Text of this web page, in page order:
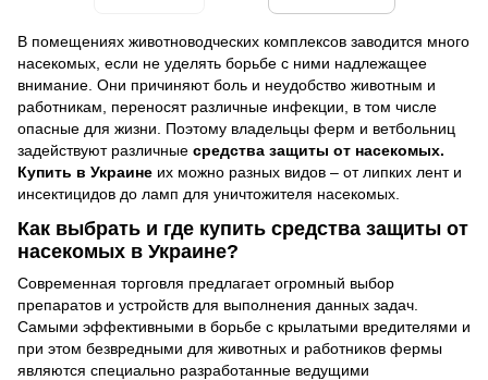
В помещениях животноводческих комплексов заводится много
насекомых, если не уделять борьбе с ними надлежащее
внимание. Они причиняют боль и неудобство животным и
работникам, переносят различные инфекции, в том числе
опасные для жизни. Поэтому владельцы ферм и ветбольниц
задействуют различные средства защиты от насекомых.
Купить в Украине их можно разных видов – от липких лент и
инсектицидов до ламп для уничтожителя насекомых.
Как выбрать и где купить средства защиты от
насекомых в Украине?
Современная торговля предлагает огромный выбор
препаратов и устройств для выполнения данных задач.
Самыми эффективными в борьбе с крылатыми вредителями и
при этом безвредными для животных и работников фермы
являются специально разработанные ведущими